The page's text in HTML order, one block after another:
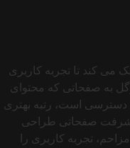
می‌ کند تا تجربه کاربری
به صفحاتی که محتوای
دسترسی است، رتبه بهتری
صفحاتی طراحی
تجربه کاربری را